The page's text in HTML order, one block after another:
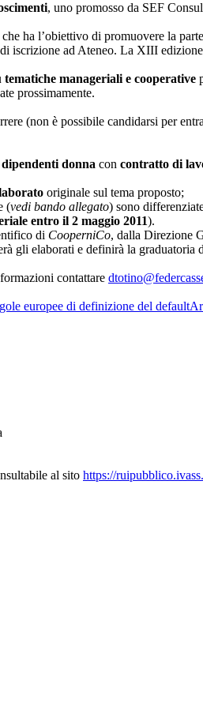
, uno promosso da SEF
che ha l’obiettivo di promuovere la
iscrizione ad Ateneo. La XIII
manageriali e cooperative
prossimamente.
(non è possibile candidarsi per
dipendenti donna con contratto di
originale sul tema proposto;
(vedi bando allegato) sono
entro il 2 maggio 2011).
di CooperniCo, dalla Direzione
gli elaborati e definirà la graduatoria
contattare
europee di definizione del default
al sito https://